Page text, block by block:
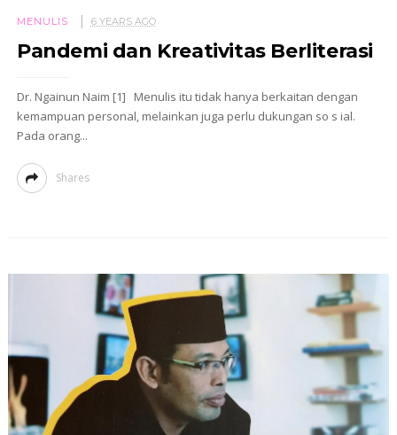
MENULIS 6 YEARS AGO
Pandemi dan Kreativitas Berliterasi
Dr. Ngainun Naim [1] Menulis itu tidak hanya berkaitan dengan
kemampuan personal, melainkan juga perlu dukungan so s ial.
Pada orang...
Shares